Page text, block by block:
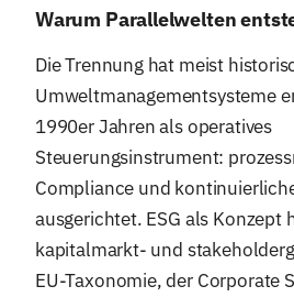
Warum Parallelwelten
Die Trennung hat meist
Umweltmanagementsysteme
1990er Jahren als operatives
Steuerungsinstrument:
Compliance und
ausgerichtet. ESG als Konzept
kapitalmarkt- und
EU-Taxonomie, der Corporate